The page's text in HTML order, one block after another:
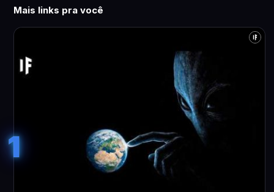
Mais links pra você
1